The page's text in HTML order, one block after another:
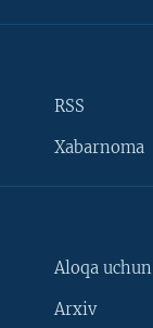
RSS
Xabarnoma
Aloqa uchun
Arxiv